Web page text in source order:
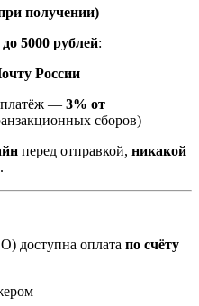
получении)
до 5000 рублей:
России
платёж — 3% от
сборов)
перед отправкой, никакой
.
доступна оплата по счёту